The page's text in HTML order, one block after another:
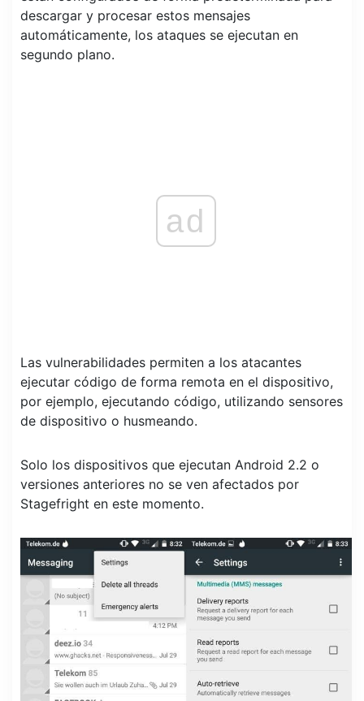
descargar y procesar estos mensajes
automáticamente, los ataques se ejecutan en
segundo plano.
ad
Las vulnerabilidades permiten a los atacantes
ejecutar código de forma remota en el dispositivo,
por ejemplo, ejecutando código, utilizando sensores
de dispositivo o husmeando.
Solo los dispositivos que ejecutan Android 2.2 o
versiones anteriores no se ven afectados por
Stagefright en este momento.